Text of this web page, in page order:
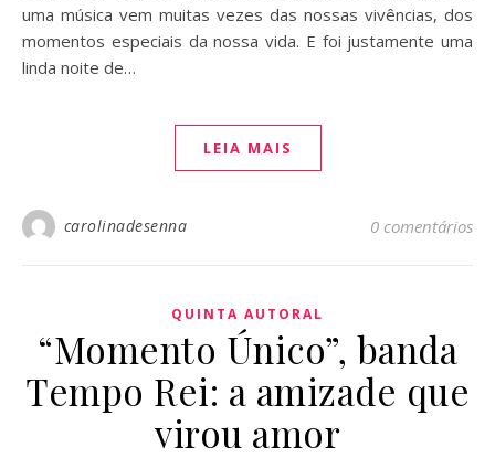
uma música vem muitas vezes das nossas vivências, dos
momentos especiais da nossa vida. E foi justamente uma
linda noite de…
LEIA MAIS
carolinadesenna 0 comentários
QUINTA AUTORAL
“Momento Único”, banda
Tempo Rei: a amizade que
virou amor